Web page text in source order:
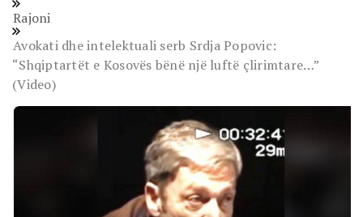
Rajoni
Avokati dhe intelektuali serb Srdja Popovic:
“Shqiptartët e Kosovës bënë një luftë çlirimtare…”
(Video)